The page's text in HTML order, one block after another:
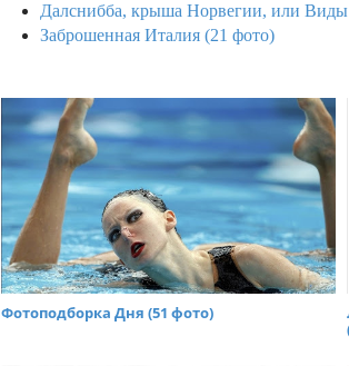
Далснибба, крыша Норвегии, или Виды
Заброшенная Италия (21 фото)
Фотоподборка Дня (51 фото)